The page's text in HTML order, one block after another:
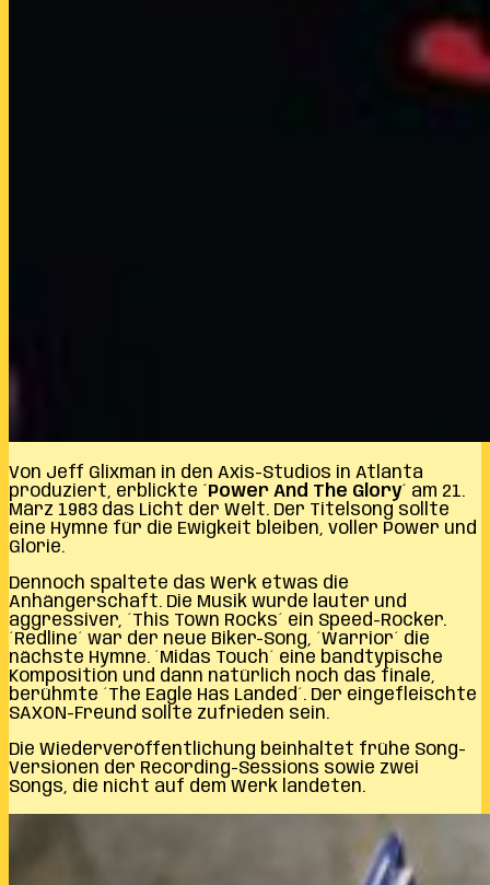
Von Jeff Glixman in den Axis-Studios in Atlanta
produziert, erblickte ´Power And The Glory´ am 21.
März 1983 das Licht der Welt. Der Titelsong sollte
eine Hymne für die Ewigkeit bleiben, voller Power und
Glorie.
Dennoch spaltete das Werk etwas die
Anhängerschaft. Die Musik wurde lauter und
aggressiver, ´This Town Rocks´ ein Speed-Rocker.
´Redline´ war der neue Biker-Song, ´Warrior´ die
nächste Hymne. ´Midas Touch´ eine bandtypische
Komposition und dann natürlich noch das finale,
berühmte ´The Eagle Has Landed´. Der eingefleischte
SAXON-Freund sollte zufrieden sein.
Die Wiederveröffentlichung beinhaltet frühe Song-
Versionen der Recording-Sessions sowie zwei
Songs, die nicht auf dem Werk landeten.